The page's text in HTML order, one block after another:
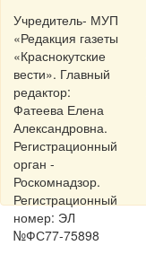
Учредитель- МУП
«Редакция газеты
«Краснокутские
вести». Главный
редактор:
Фатеева Елена
Александровна.
Регистрационный
орган -
Роскомнадзор.
Регистрационный
номер: ЭЛ
№ФС77-75898